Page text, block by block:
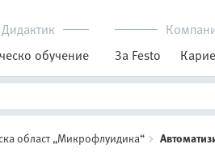
Дидактик
обучение
За Festo
област „Микрофлуидика“